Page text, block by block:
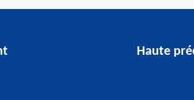
Haute